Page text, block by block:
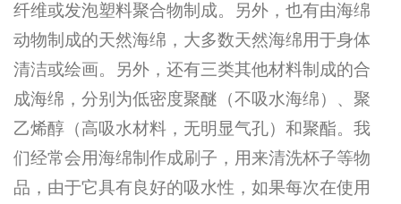
纤维或发泡塑料聚合物制成。另外，也有由海绵
动物制成的天然海绵，大多数天然海绵用于身体
清洁或绘画。另外，还有三类其他材料制成的合
成海绵，分别为低密度聚醚（不吸水海绵）、聚
乙烯醇（高吸水材料，无明显气孔）和聚酯。我
们经常会用海绵制作成刷子，用来清洗杯子等物
品，由于它具有良好的吸水性，如果每次在使用